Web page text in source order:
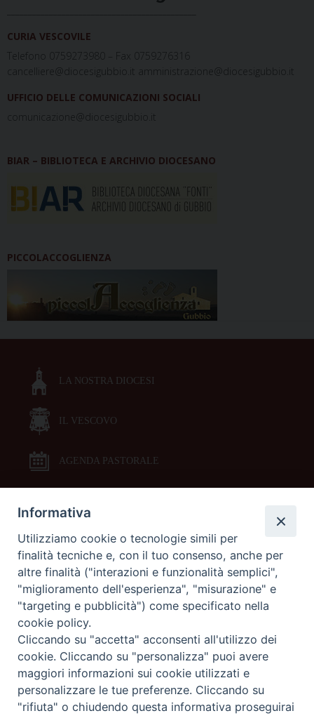
CURIA VESCOVILE
Telefono 0759273980 – Fax 0759276316
cancelliere@diocesigubbio.it amministrazione@diocesigubbio.it
UFFICIO DELLE COMUNICAZIONI SOCIALI
comunicazione@diocesigubbio.it
BIAR – BIBLIOTECA E ARCHIVIO DIOCESANO
PICCOLACCOGLIENZA
LA NOSTRA DIOCESI
IL VESCOVO
AGENDA PASTORALE
DOCUMENTI PASTORALI
ORARI MESSE
LITURGIA DELLE ORE
GALLERIE FOTOGRAFICHE
GALLERIE VIDEO
Informativa
Utilizziamo cookie o tecnologie simili per
finalità tecniche e, con il tuo consenso, anche per
altre finalità ("interazioni e funzionalità semplici",
"miglioramento dell'esperienza", "misurazione" e
"targeting e pubblicità") come specificato nella
cookie policy.
Cliccando su "accetta" acconsenti all'utilizzo dei
cookie. Cliccando su "personalizza" puoi avere
maggiori informazioni sui cookie utilizzati e
personalizzare le tue preferenze. Cliccando su
"rifiuta" o chiudendo questa informativa proseguirai